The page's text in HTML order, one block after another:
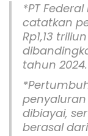
*PT
catatkan
Rp1,13
tahun
dibiayai,
berasal